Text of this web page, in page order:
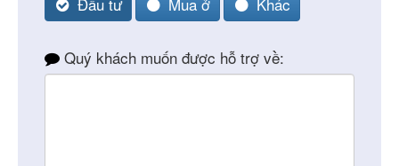
Quý khách muốn được hỗ trợ về: